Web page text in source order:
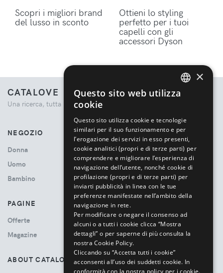
Scopri i migliori brand
del lusso in sconto
Ottieni lo styling
perfetto per i tuoi
capelli con gli
accessori Dyson
CATALOVE
Una ricerca, tutta la moda.
NEGOZIO
Donna
Uomo
Bambino
PAGINE
Offerte
Magazine
ABOUT CATALOVE
×
Questo sito web utilizza
cookie
Questo sito utilizza cookie e tecnologie
similari per il suo funzionamento e per
l’erogazione dei servizi in esso presenti,
cookie analitici (propri e di terze parti) per
comprendere e migliorare l’esperienza di
navigazione dell’utente, nonché cookie di
profilazione (propri e di terze parti) per
inviarti pubblicità in linea con le tue
preferenze manifestate nell’ambito della
navigazione in rete.
Per modificare o negare il consenso ad
alcuni o a tutti i cookie clicca “Mostra
dettagli” o per saperne di più consulta la
nostra Cookie Policy.
Cliccando su “Accetta tutti i cookie”
acconsenti all’uso dei suddetti cookie. In
conformità con la nostra policy per i cookie.